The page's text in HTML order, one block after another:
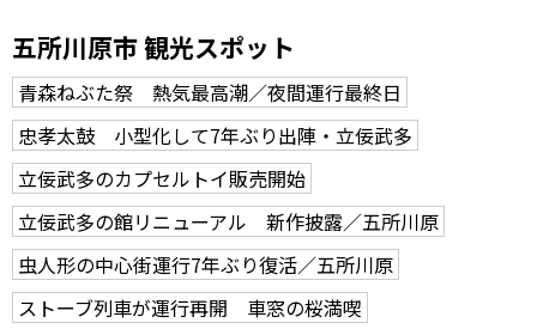
五所川原市 観光スポット
青森ねぶた祭 熱気最高潮／夜間運行最終日
忠孝太鼓 小型化して7年ぶり出陣・立佞武多
立佞武多のカプセルトイ販売開始
立佞武多の館リニューアル 新作披露／五所川原
虫人形の中心街運行7年ぶり復活／五所川原
ストーブ列車が運行再開 車窓の桜満喫